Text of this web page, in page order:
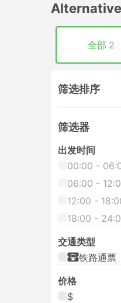
全部 2
筛选排序
筛选器
出发时间
00:00 -
06:00 -
12:00 -
18:00 -
交通类型
铁路通票
价格
$